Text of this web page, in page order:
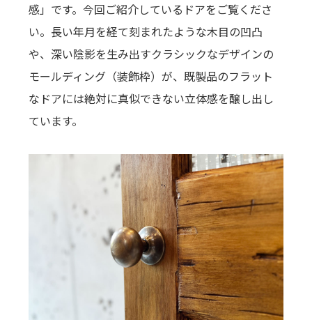
感」です。今回ご紹介しているドアをご覧くださ
い。長い年月を経て刻まれたような木目の凹凸
や、深い陰影を生み出すクラシックなデザインの
モールディング（装飾枠）が、既製品のフラット
なドアには絶対に真似できない立体感を醸し出し
ています。